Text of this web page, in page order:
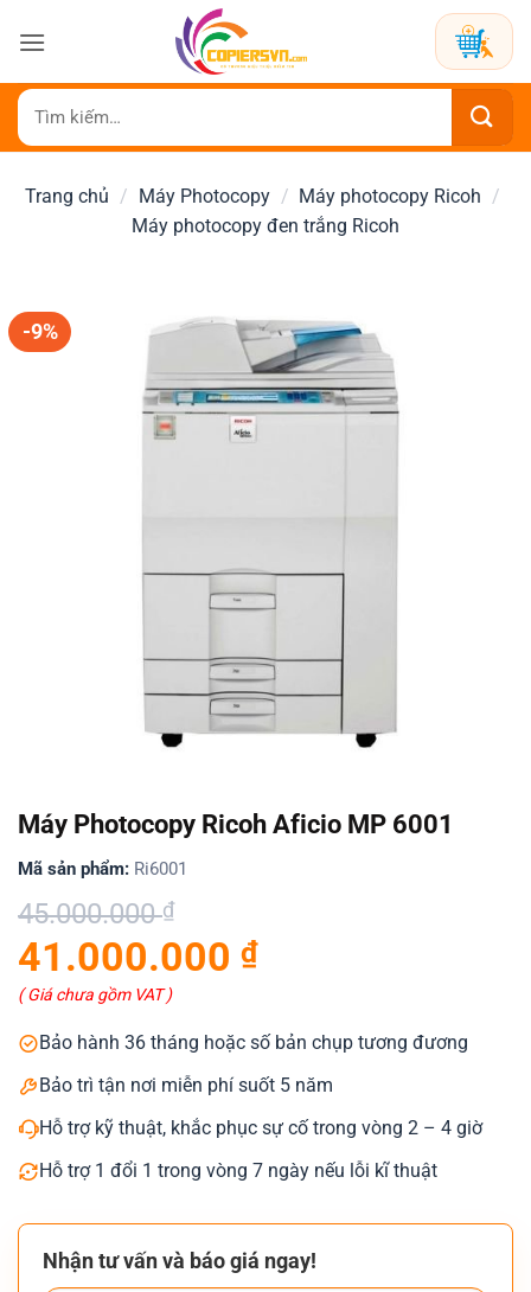
qua
dung
Tìm
kiếm:
Trang chủ / Máy Photocopy / Máy photocopy Ricoh /
Máy photocopy đen trắng Ricoh
-9%
Máy Photocopy Ricoh Aficio MP 6001
Mã sản phẩm: Ri6001
45.000.000₫
Giá
gốc
là:
45.000.000 ₫.
41.000.000 ₫
Giá
hiện
tại
là:
41.000.000 ₫.
( Giá chưa gồm VAT )
Bảo hành 36 tháng hoặc số bản chụp tương đương
Bảo trì tận nơi miễn phí suốt 5 năm
Hỗ trợ kỹ thuật, khắc phục sự cố trong vòng 2 – 4 giờ
Hỗ trợ 1 đổi 1 trong vòng 7 ngày nếu lỗi kĩ thuật
Nhận tư vấn và báo giá ngay!